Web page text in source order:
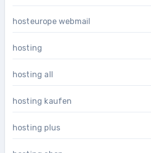
hosteurope webmail
hosting
hosting all
hosting kaufen
hosting plus